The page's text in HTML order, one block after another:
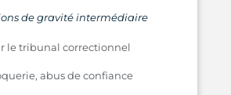
de gravité intermédiaire
le tribunal correctionnel
abus de confiance